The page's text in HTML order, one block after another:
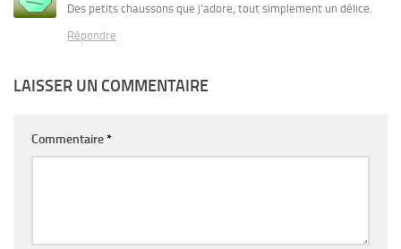
Des petits chaussons que j’adore, tout simplement un délice.
Répondre
LAISSER UN COMMENTAIRE
Commentaire*